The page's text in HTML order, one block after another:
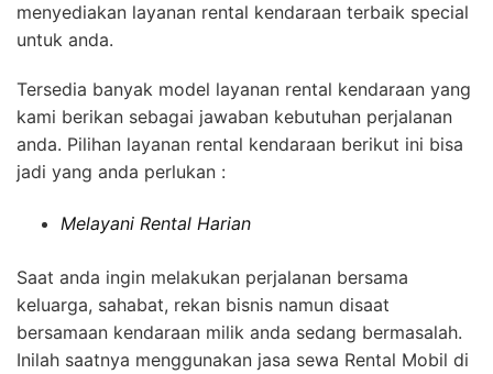
menyediakan layanan rental kendaraan terbaik special
untuk anda.
Tersedia banyak model layanan rental kendaraan yang
kami berikan sebagai jawaban kebutuhan perjalanan
anda. Pilihan layanan rental kendaraan berikut ini bisa
jadi yang anda perlukan :
Melayani Rental Harian
Saat anda ingin melakukan perjalanan bersama
keluarga, sahabat, rekan bisnis namun disaat
bersamaan kendaraan milik anda sedang bermasalah.
Inilah saatnya menggunakan jasa sewa Rental Mobil di